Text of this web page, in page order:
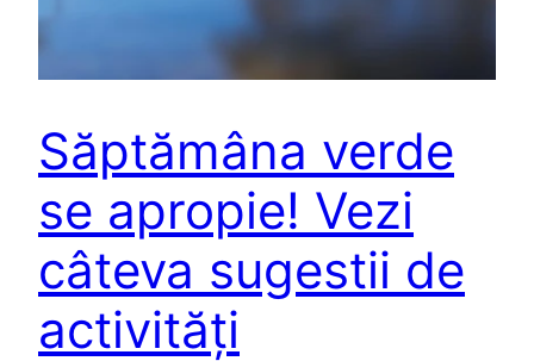
Săptămâna verde
se apropie! Vezi
câteva sugestii de
activități